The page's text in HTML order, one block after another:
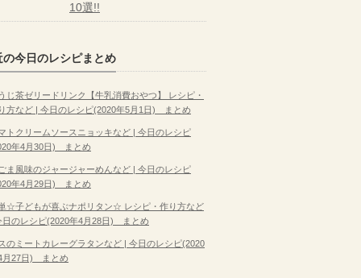
10選!!
の今日のレシピまとめ
じ茶ゼリードリンク【牛乳消費おやつ】 レシピ・
方など | 今日のレシピ(2020年5月1日) まとめ
トクリームソースニョッキなど | 今日のレシピ
年4月30日) まとめ
ま風味のジャージャーめんなど | 今日のレシピ
年4月29日) まとめ
☆子どもが喜ぶナポリタン☆ レシピ・作り方など
日のレシピ(2020年4月28日) まとめ
のミートカレーグラタンなど | 今日のレシピ(2020
月27日) まとめ